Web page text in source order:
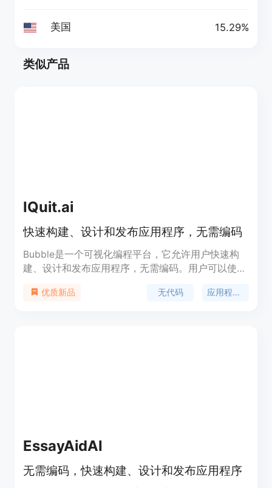
美国 15.29%
类似产品
IQuit.ai
快速构建、设计和发布应用程序，无需编码
Bubble是一个可视化编程平台，它允许用户快速构
建、设计和发布应用程序，无需编码。用户可以使用
设组件和功能来创建自定义应用程序。Bubble还提
优质新品 无代码 应用程序开发
EssayAidAI
无需编码，快速构建、设计和发布应用程序